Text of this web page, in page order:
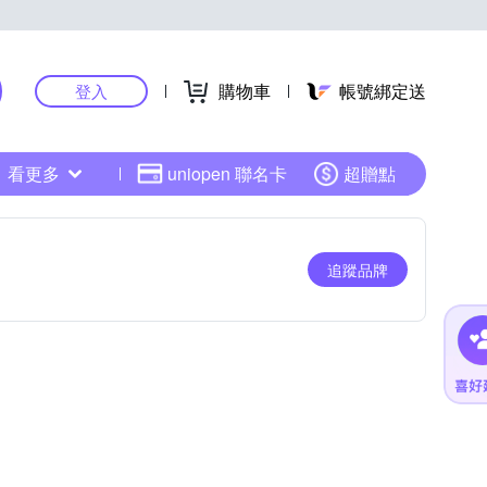
登入 購物車 帳號綁定送
看更多 uniopen 聯名卡 超贈點
追蹤品牌